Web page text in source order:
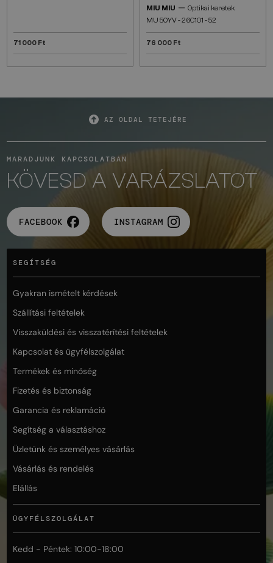
71 000 Ft
MIU MIU — Optikai keretek
MU 50YV - 26C1O1 - 52
76 000 Ft
AZ OLDAL TETEJÉRE
MARADJUNK KAPCSOLATBAN
KÖVESD A VARÁZSLATOT
FACEBOOK INSTAGRAM
SEGÍTSÉG
Gyakran ismételt kérdések
Szállítási feltételek
Visszaküldési és visszatérítési feltételek
Kapcsolat és ügyfélszolgálat
Termékek és minőség
Fizetés és biztonság
Garancia és reklamáció
Segítség a választáshoz
Üzletünk és személyes vásárlás
Vásárlás és rendelés
Elállás
ÜGYFÉLSZOLGÁLAT
Kedd - Péntek: 10:00-18:00